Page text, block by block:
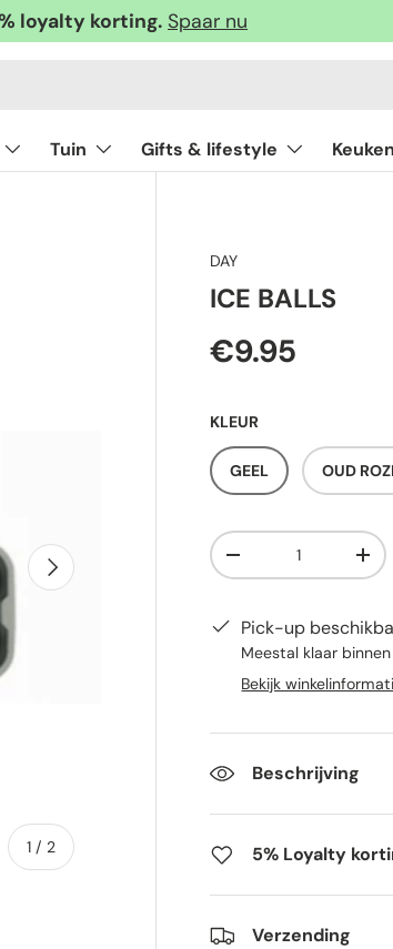
loyalty korting. Spaar nu
Tuin Gifts & lifestyle Keuken
1 / van
2
Volgende
DAY
ICE BALLS
€9.95
KLEUR
GEEL OUD
Aantal
+
Pick-up
Meestal klaar
Bekijk
Beschrijving
5% Loyalty
Verzending